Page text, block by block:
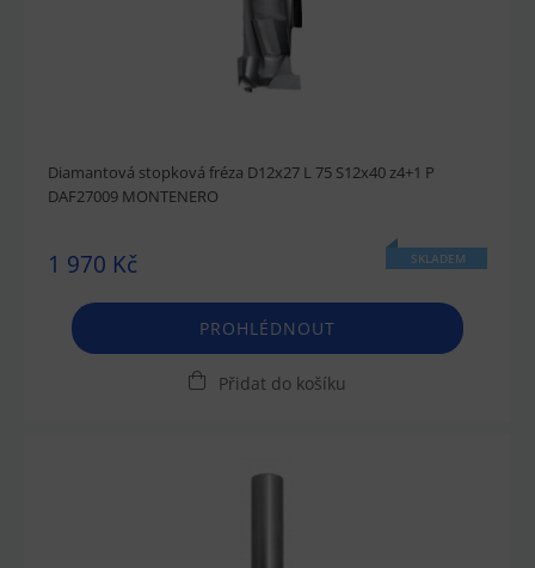
Diamantová stopková fréza D12x27 L 75 S12x40 z4+1 P
DAF27009 MONTENERO
1 970 Kč SKLADEM
PROHLÉDNOUT
Přidat do košíku